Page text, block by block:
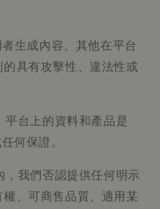
生成內容、其他在平台
具有攻擊性、違法性或
台上的資料和產品是
何保證。
我們否認提供任何明示
、可商售品質、適用某